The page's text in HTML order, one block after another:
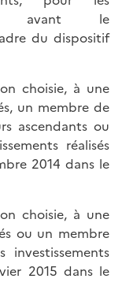
avant le
du dispositif
choisie, à une
un membre de
ascendants ou
réalisés
2014 dans le
choisie, à une
ou un membre
2015 dans le